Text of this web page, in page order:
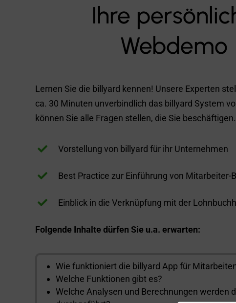
Ihre
Webdemo
Lernen Sie die billyard kennen! Unsere Experten
ca. 30 Minuten unverbindlich das billyard System
können Sie alle Fragen stellen, die Sie beschäftigen.
 Vorstellung von billyard für ihr Unternehmen
 Best Practice zur Einführung von Mitarbeiter-
 Einblick in die Verknüpfung mit der
Folgende Inhalte dürfen Sie u.a. erwarten:
Wie funktioniert die billyard App für
Welche Funktionen gibt es?
Welche Analysen und Berechnungen werden